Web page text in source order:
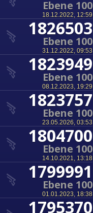
Ebene 100
18.12.2022, 12:59
1826503
Ebene 100
31.12.2022, 09:53
1823949
Ebene 100
08.12.2023, 19:29
1823757
Ebene 100
23.05.2026, 03:53
1804700
Ebene 100
14.10.2021, 13:18
1799991
Ebene 100
01.01.2023, 18:38
1795370